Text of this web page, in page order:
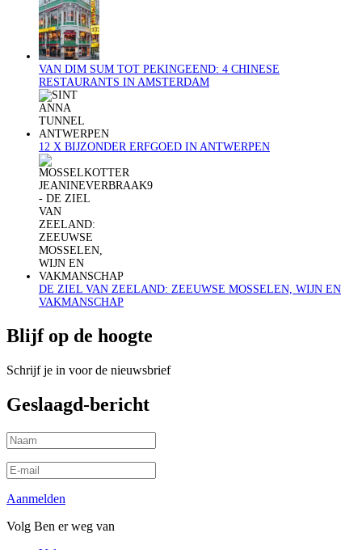
VAN DIM SUM TOT PEKINGEEND: 4 CHINESE
RESTAURANTS IN AMSTERDAM
12 X BIJZONDER ERFGOED IN ANTWERPEN
DE ZIEL VAN ZEELAND: ZEEUWSE MOSSELEN, WIJN EN
VAKMANSCHAP
Blijf op de hoogte
Schrijf je in voor de nieuwsbrief
Geslaagd-bericht
Aanmelden
Volg Ben er weg van